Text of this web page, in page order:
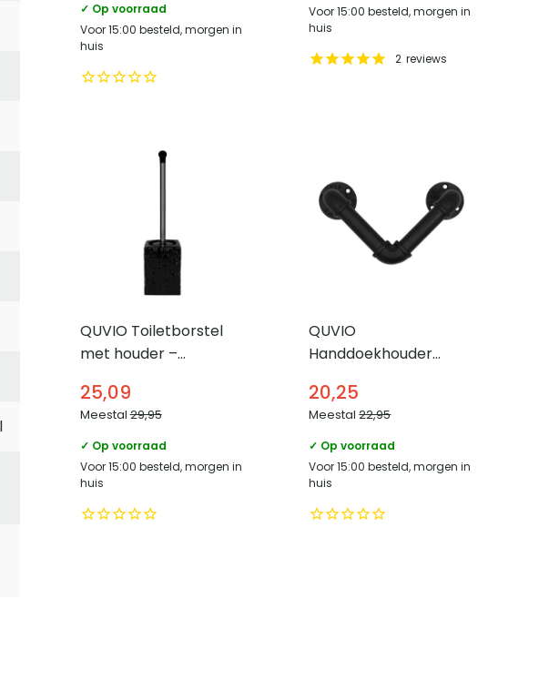
✓ Op voorraad
Voor 15:00 besteld, morgen in
huis
Voor 15:00 besteld, morgen in
huis
2 reviews
QUVIO Toiletborstel
met houder –
25,09
Meestal29,95
✓ Op voorraad
Voor 15:00 besteld, morgen in
huis
QUVIO
Handdoekhouder
20,25
Meestal22,95
✓ Op voorraad
Voor 15:00 besteld, morgen in
huis